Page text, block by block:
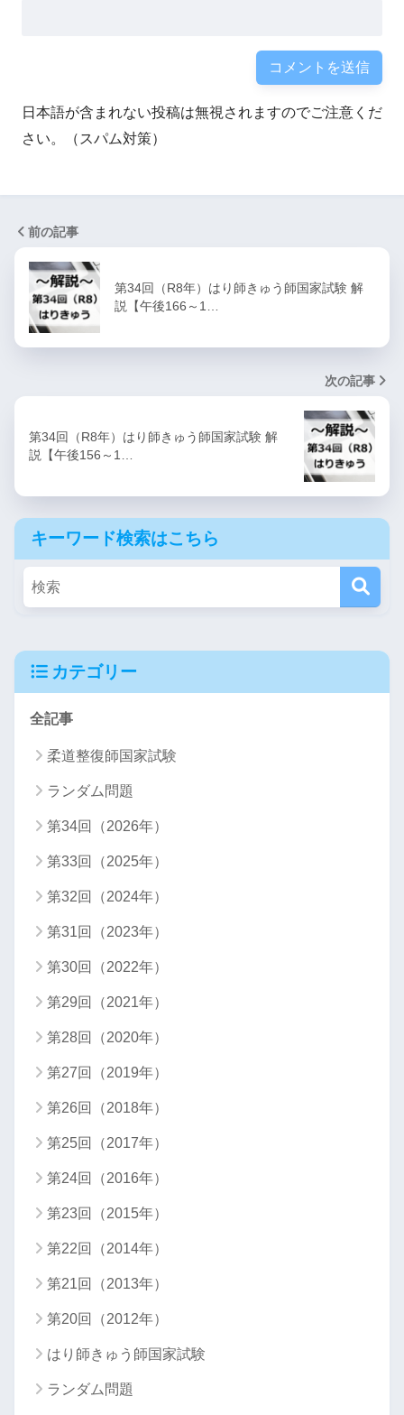
日本語が含まれない投稿は無視されますのでご注意くだ
さい。（スパム対策）
前の記事
第34回（R8年）はり師きゅう師国家試験 解
説【午後166～1…
次の記事
第34回（R8年）はり師きゅう師国家試験 解
説【午後156～1…
キーワード検索はこちら
カテゴリー
全記事
柔道整復師国家試験
ランダム問題
第34回（2026年）
第33回（2025年）
第32回（2024年）
第31回（2023年）
第30回（2022年）
第29回（2021年）
第28回（2020年）
第27回（2019年）
第26回（2018年）
第25回（2017年）
第24回（2016年）
第23回（2015年）
第22回（2014年）
第21回（2013年）
第20回（2012年）
はり師きゅう師国家試験
ランダム問題